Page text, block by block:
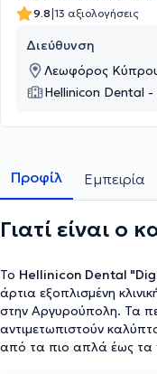
9.8|13 αξιολογήσεις
Διεύθυνση
Λεωφόρος
Hellinicon Dental
Προφίλ Εμπειρία
Γιατί είναι ο
Το Hellinicon Dental
άρτια εξοπλισμένη
στην Αργυρούπολη. Τα
αντιμετωπιστούν
από τα πιο απλά έως τα